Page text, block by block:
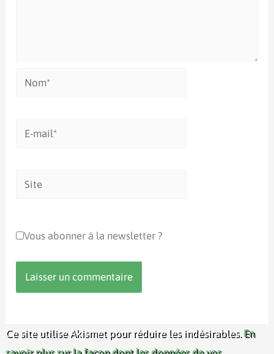
Nom*
Site
Vous abonner à la newsletter ?
Ce site utilise Akismet pour réduire les indésirables. En